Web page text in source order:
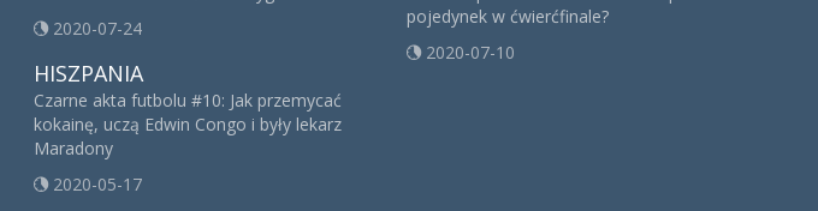
2020-07-24
HISZPANIA
Czarne akta futbolu #10: Jak przemycać
kokainę, uczą Edwin Congo i były lekarz
Maradony
2020-05-17
pojedynek w ćwierćfinale?
2020-07-10